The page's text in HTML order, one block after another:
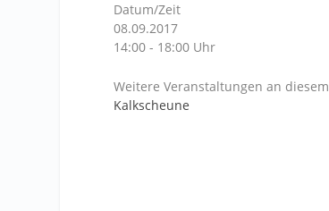
Datum/Zeit
08.09.2017
14:00 - 18:00 Uhr
Weitere Veranstaltungen an
Kalkscheune